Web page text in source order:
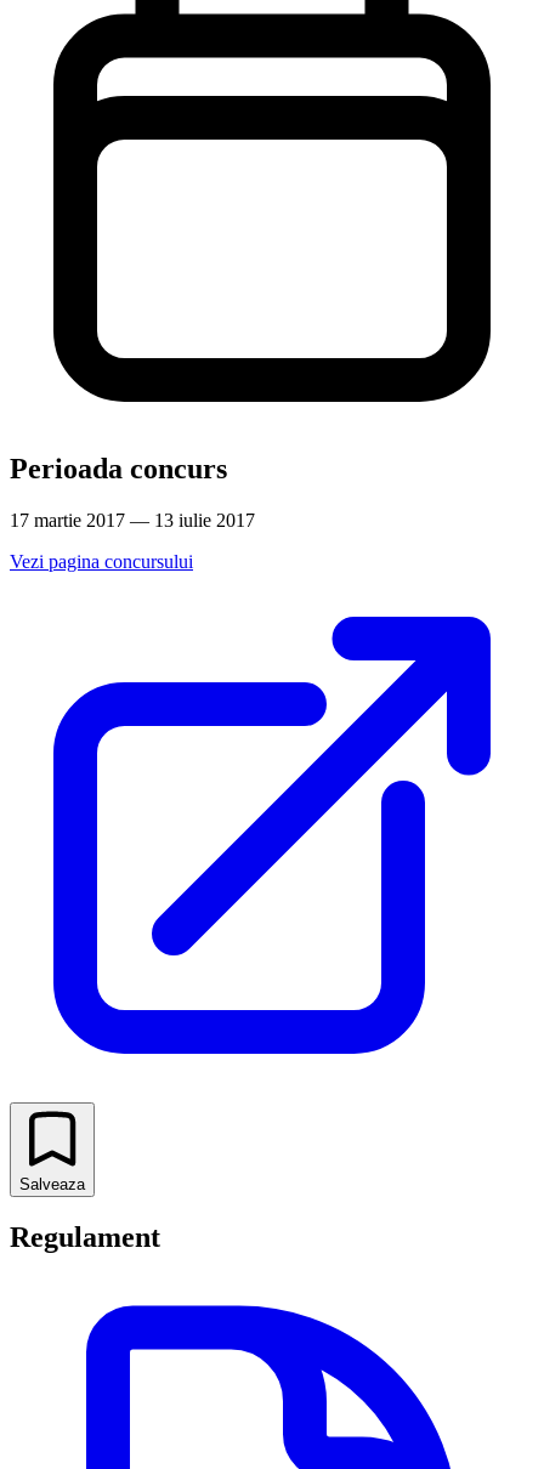
Perioada concurs
17 martie 2017 — 13 iulie 2017
Vezi pagina concursului
Salveaza
Regulament